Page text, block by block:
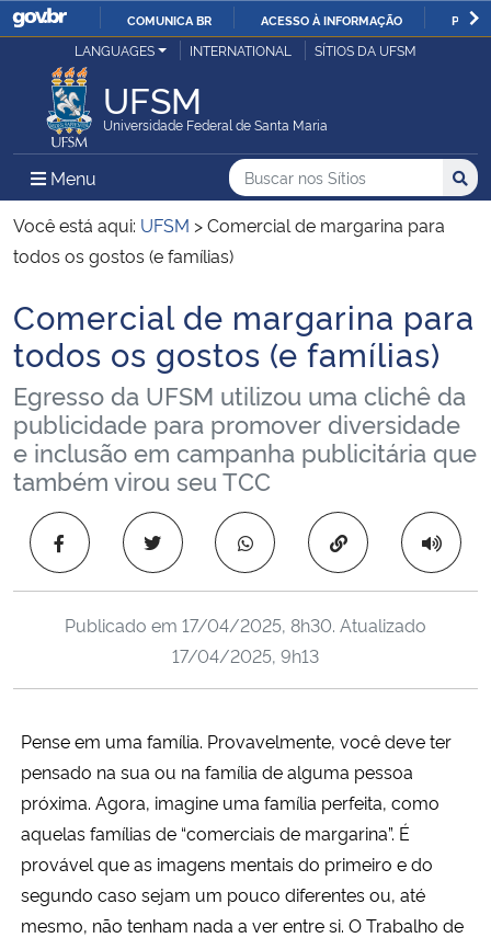
IR
COMUNICA BR ACESSO À INFORMAÇÃO
Ministério da Justiça e Segurança Pública
Ministério da Defesa
Ministério das Relações Exteriores
Ministério da Infraestrutura
Ministério da Agricultura, Pecuária e Abastecimento
Ministério da Educação
Ministério da Cidadania
Ministério da Saúde
Ministério de Minas e Energia
Ministério do Meio Ambiente
Ministério do Turismo
Ministério do Desenvolvimento Regional
Controladoria-Geral da União
LANGUAGES INTERNATIONAL SÍTIOS DA UFSM
UFSM
Universidade Federal de Santa Maria
Menu Menu Principal do Sítio
Busca
Buscar no nos Sítios
Busca:
Você está aqui: UFSM >Comercial de margarina para
todos os gostos (e famílias)
Início do conteúdo
Comercial de margarina para
todos os gostos (e famílias)
Egresso da UFSM utilizou uma clichê da
publicidade para promover diversidade
e inclusão em campanha publicitária que
também virou seu TCC
Copiar para área
Publicado em 17/04/2025, 8h30. Atualizado
17/04/2025, 9h13
Pense em uma família. Provavelmente, você deve ter
pensado na sua ou na família de alguma pessoa
próxima. Agora, imagine uma família perfeita, como
aquelas famílias de “comerciais de margarina”. É
provável que as imagens mentais do primeiro e do
segundo caso sejam um pouco diferentes ou, até
mesmo, não tenham nada a ver entre si. O Trabalho de